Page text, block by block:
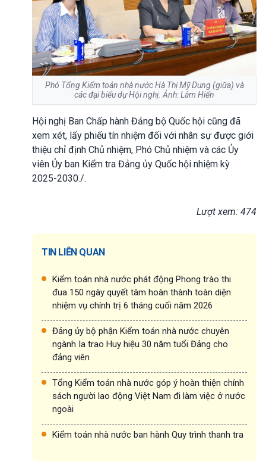
Phó Tổng Kiểm toán nhà nước Hà Thị Mỹ Dung (giữa) và
các đại biểu dự Hội nghị. Ảnh: Lâm Hiển
Hội nghị Ban Chấp hành Đảng bộ Quốc hội cũng đã
xem xét, lấy phiếu tín nhiệm đối với nhân sự được giới
thiệu chỉ định Chủ nhiệm, Phó Chủ nhiệm và các Ủy
viên Ủy ban Kiểm tra Đảng ủy Quốc hội nhiệm kỳ
2025-2030./.
Lượt xem: 474
TIN LIÊN QUAN
Kiểm toán nhà nước phát động Phong trào thi
đua 150 ngày quyết tâm hoàn thành toàn diện
nhiệm vụ chính trị 6 tháng cuối năm 2026
Đảng ủy bộ phận Kiểm toán nhà nước chuyên
ngành Ia trao Huy hiệu 30 năm tuổi Đảng cho
đảng viên
Tổng Kiểm toán nhà nước góp ý hoàn thiện chính
sách người lao động Việt Nam đi làm việc ở nước
ngoài
Kiểm toán nhà nước ban hành Quy trình thanh tra